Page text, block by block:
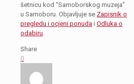
šetnicu kod “Samoborskog muzeja”
u Samoboru. Objavljuje se Zapisnik o
pregledu i ocjeni ponuda i Odluka o
odabiru.
Share
0